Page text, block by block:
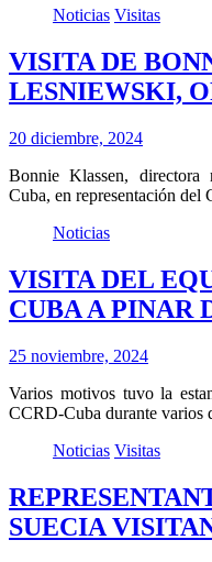
Noticias Visitas
VISITA DE
LESNIEWSKI,
20 diciembre, 2024
Bonnie Klassen,
Cuba, en representación
Noticias
VISITA DEL
CUBA A PINAR
25 noviembre, 2024
Varios motivos tuvo la
CCRD-Cuba durante varios
Noticias Visitas
SUECIA